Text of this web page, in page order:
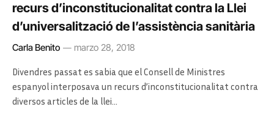
recurs d’inconstitucionalitat contra la Llei
d’universalització de l’assistència sanitària
Carla Benito marzo 28, 2018
Divendres passat es sabia que el Consell de Ministres
espanyol interposava un recurs d’inconstitucionalitat contra
diversos articles de la llei…